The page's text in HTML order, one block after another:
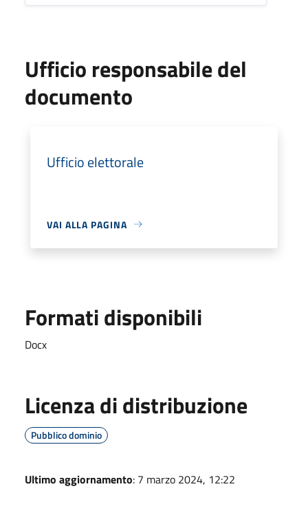
Ufficio responsabile del
documento
Ufficio elettorale
VAI ALLA PAGINA
Formati disponibili
Docx
Licenza di distribuzione
Pubblico dominio
Ultimo aggiornamento: 7 marzo 2024, 12:22